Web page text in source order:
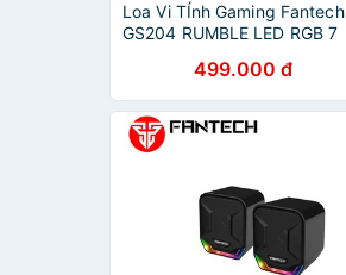
Loa Vi TÍnh Gaming Fantech
GS204 RUMBLE LED RGB 7
Bluetooth 5.0 Và AUX 3.5mm
- Hàng Chính Hãng
499.000 đ